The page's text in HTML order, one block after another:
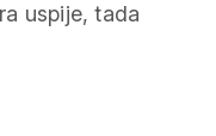
uspije, tada